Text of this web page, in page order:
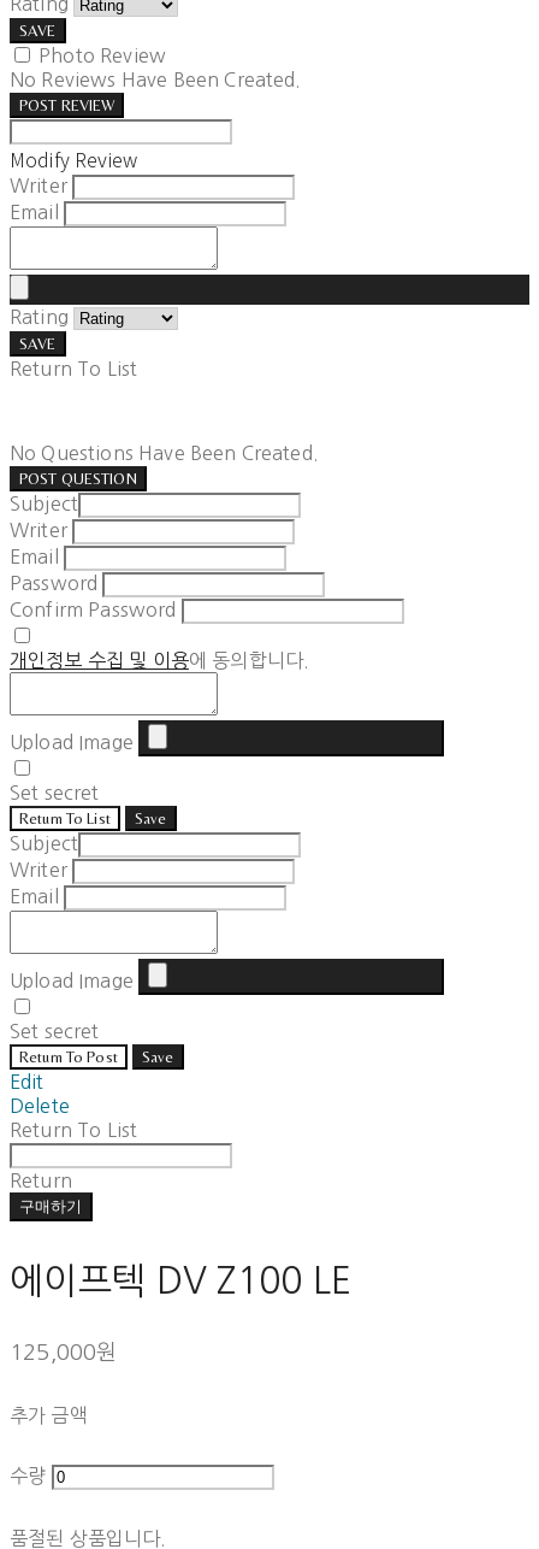
SAVE
Photo Review
No Reviews Have Been Created.
POST REVIEW
Modify Review
Writer
Email
Rating
SAVE
Return To List
No Questions Have Been Created.
POST QUESTION
Subject
Writer
Email
Password
Confirm Password
개인정보 수집 및 이용에 동의합니다.
Upload Image
Set secret
Return To List Save
Subject
Writer
Email
Upload Image
Set secret
Return To Post Save
Edit
Delete
Return To List
Return
구매하기
에이프텍 DV Z100 LE
125,000원
추가 금액
수량
품절된 상품입니다.